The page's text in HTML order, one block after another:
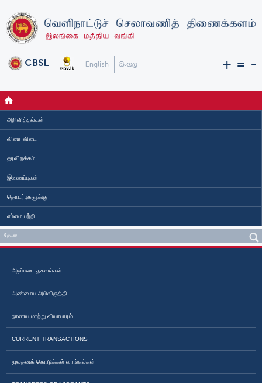
+ = -
அறிவித்தல்கள்
வினா விடை
தரவிறக்கம்
இணைப்புகள்
தொடர்புகளுக்கு
எம்மை பற்றி
அடிப்படை தகவல்கள்
அண்மைய அபிவிருத்தி
நாணய மாற்று வியாபாரம்
CURRENT TRANSACTIONS
மூலதனக் கொடுக்கல் வாங்கல்கள்